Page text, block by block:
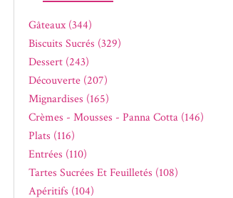
Gâteaux (344)
Biscuits Sucrés (329)
Dessert (243)
Découverte (207)
Mignardises (165)
Crèmes - Mousses - Panna Cotta (146)
Plats (116)
Entrées (110)
Tartes Sucrées Et Feuilletés (108)
Apéritifs (104)